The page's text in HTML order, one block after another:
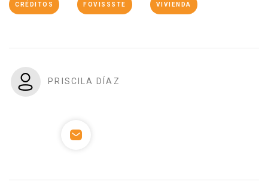
CRÉDITOS FOVISSSTE VIVIENDA
PRISCILA DÍAZ